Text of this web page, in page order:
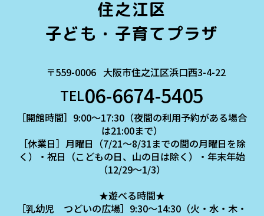
住之江区
子ども・子育てプラザ
〒559-0006 大阪市住之江区浜口西3-4-22
TEL06-6674-5405
［開館時間］9:00～17:30（夜間の利用予約がある場合
は21:00まで）
［休業日］月曜日（7/21～8/31までの間の月曜日を除
く）・祝日（こどもの日、山の日は除く）・年末年始
（12/29～1/3）
★遊べる時間★
［乳幼児 つどいの広場］9:30～14:30（火・水・木・